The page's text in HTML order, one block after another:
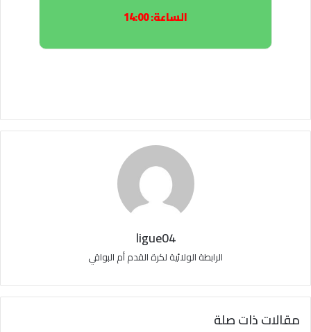
الساعة: 14:00
ligue04
الرابطة الولائية لكرة القدم أم البواقي
مقالات ذات صلة